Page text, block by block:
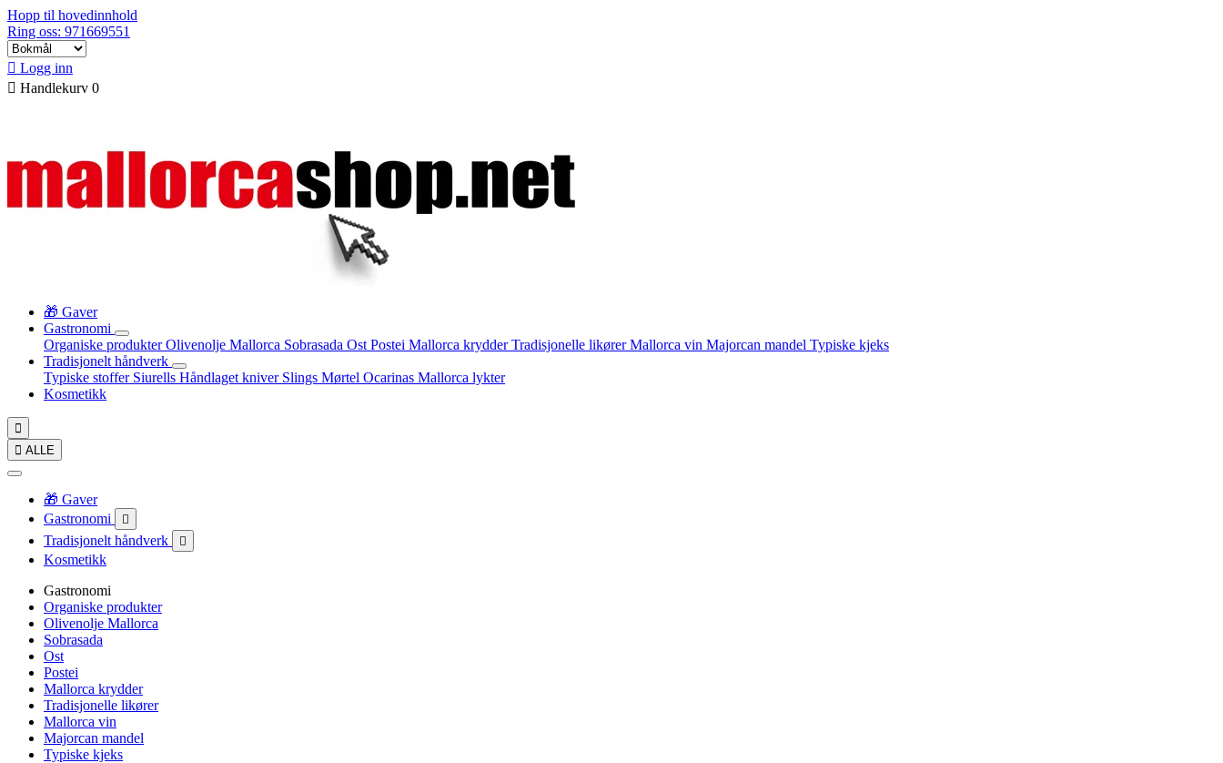
Hopp til hovedinnhold
Ring oss: 971669551
 Logg inn
 Handlekurv 0
🎁 Gaver
Gastronomi
Organiske produkterOlivenolje Mallorca Sobrasada Ost Postei Mallorca krydderTradisjonelle likørerMallorca vin Majorcan mandel Typiske kjeks
Tradisjonelt håndverk
Typiske stoffer Siurells Håndlaget kniver Slings Mørtel Ocarinas Mallorca lykter
Kosmetikk

 ALLE
🎁 Gaver
Gastronomi

Tradisjonelt håndverk 
Kosmetikk
Gastronomi
Organiske produkter
Olivenolje Mallorca
Sobrasada
Ost
Postei
Mallorca krydder
Tradisjonelle likører
Mallorca vin
Majorcan mandel
Typiske kjeks